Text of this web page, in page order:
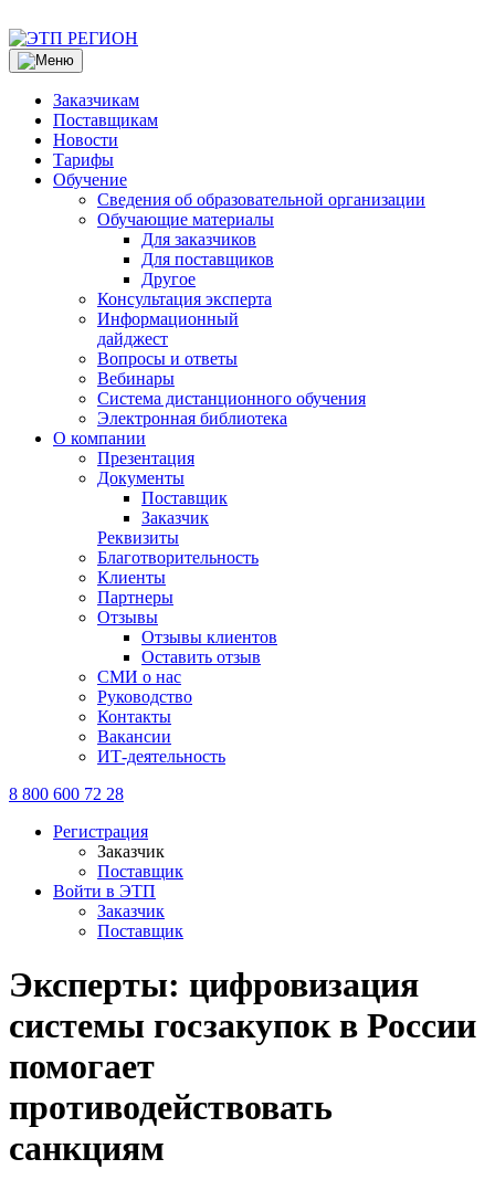
Заказчикам
Поставщикам
Новости
Тарифы
Обучение
Сведения об образовательной организации
Обучающие материалы
Для заказчиков
Для поставщиков
Другое
Консультация эксперта
Информационный
дайджест
Вопросы и ответы
Вебинары
Система дистанционного обучения
Электронная библиотека
О компании
Презентация
Документы
Поставщик
Заказчик
Реквизиты
Благотворительность
Клиенты
Партнеры
Отзывы
Отзывы клиентов
Оставить отзыв
СМИ о нас
Руководство
Контакты
Вакансии
ИТ-деятельность
8 800 600 72 28
Регистрация
Заказчик
Поставщик
Войти в ЭТП
Заказчик
Поставщик
Эксперты: цифровизация
системы госзакупок в России
помогает
противодействовать
санкциям